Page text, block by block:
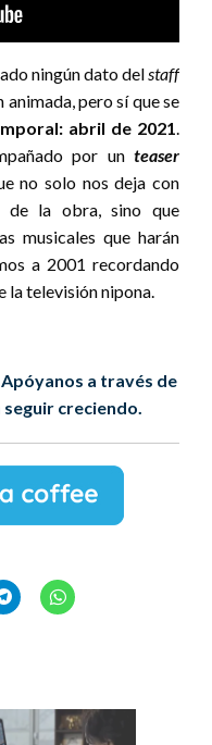
ningún dato delstaff
pero sí que se
abril de 2021.
por un teaser
no solo nos deja con
de la obra, sino que
musicales que harán
a 2001 recordando
la televisión nipona.
a través de
creciendo.